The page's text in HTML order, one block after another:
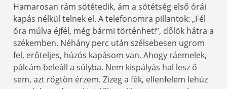
Hamarosan rám sötétedik, ám a sötétség első órái
kapás nélkül telnek el. A telefonomra pillantok: „Fél
óra múlva éjfél, még bármi történhet!”, dőlök hátra a
székemben. Néhány perc után szélsebesen ugrom
fel, erőteljes, húzós kapásom van. Ahogy ráemelek,
pálcám beleáll a súlyba. Nem kispályás hal lesz ő
sem, azt rögtön érzem. Zizeg a fék, ellenfelem lehúz